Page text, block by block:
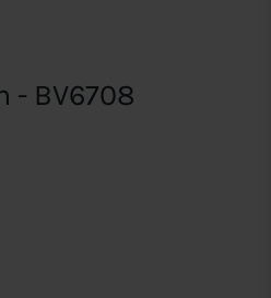
- BV6708